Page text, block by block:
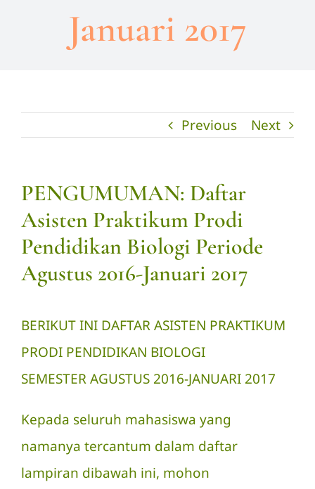
Januari 2017
Previous Next
PENGUMUMAN: Daftar
Asisten Praktikum Prodi
Pendidikan Biologi Periode
Agustus 2016-Januari 2017
BERIKUT INI DAFTAR ASISTEN PRAKTIKUM
PRODI PENDIDIKAN BIOLOGI
SEMESTER AGUSTUS 2016-JANUARI 2017
Kepada seluruh mahasiswa yang
namanya tercantum dalam daftar
lampiran dibawah ini, mohon